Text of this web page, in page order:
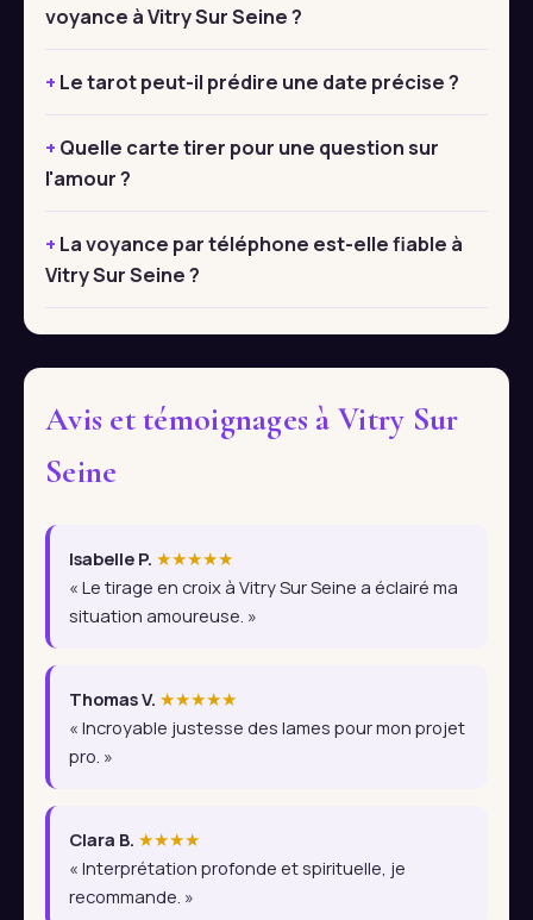
voyance à Vitry Sur Seine ?
Le tarot peut-il prédire une date précise ?
Quelle carte tirer pour une question sur
l'amour ?
La voyance par téléphone est-elle fiable à
Vitry Sur Seine ?
Avis et témoignages à Vitry Sur
Seine
Isabelle P. ★★★★★
« Le tirage en croix à Vitry Sur Seine a éclairé ma
situation amoureuse. »
Thomas V. ★★★★★
« Incroyable justesse des lames pour mon projet
pro. »
Clara B. ★★★★
« Interprétation profonde et spirituelle, je
recommande. »